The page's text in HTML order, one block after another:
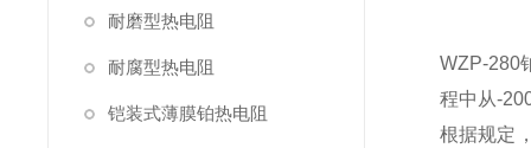
耐磨型热电阻
耐腐型热电阻
铠装式薄膜铂热电阻
WZP-280
程中从-
根据规定